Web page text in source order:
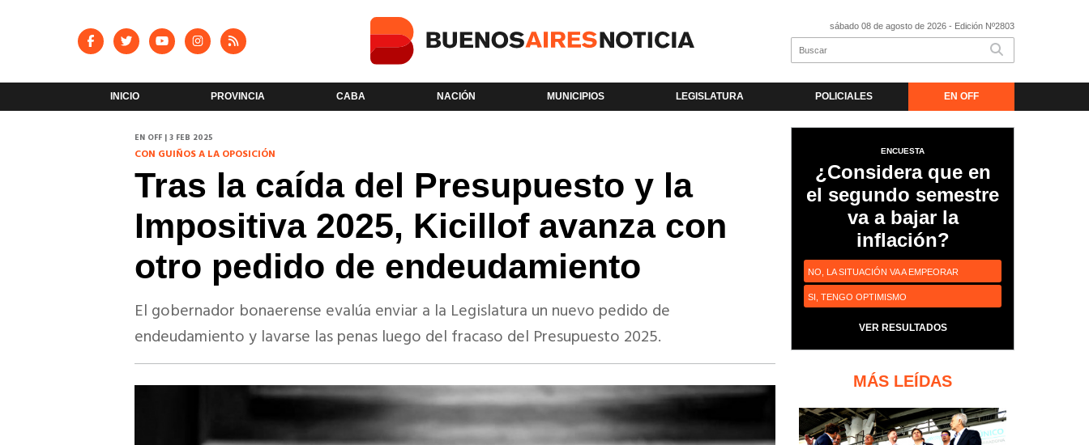
sábado 08 de agosto de 2026 - Edición Nº2803
INICIO PROVINCIA CABA NACIÓN MUNICIPIOS LEGISLATURA POLICIALES EN OFF
EN OFF | 3 FEB 2025
CON GUIÑOS A LA OPOSICIÓN
Tras la caída del Presupuesto y la
Impositiva 2025, Kicillof avanza con
otro pedido de endeudamiento
El gobernador bonaerense evalúa enviar a la Legislatura un nuevo pedido de
endeudamiento y lavarse las penas luego del fracaso del Presupuesto 2025.
ENCUESTA
¿Considera que en
el segundo semestre
va a bajar la
inflación?
NO, LA SITUACIÓN VA A EMPEORAR
SI, TENGO OPTIMISMO
VER RESULTADOS
MÁS LEÍDAS